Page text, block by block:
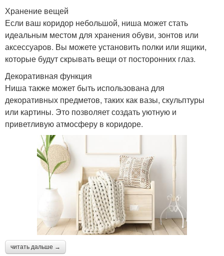
Хранение вещей
Если ваш коридор небольшой, ниша может стать
идеальным местом для хранения обуви, зонтов или
аксессуаров. Вы можете установить полки или ящики,
которые будут скрывать вещи от посторонних глаз.
Декоративная функция
Ниша также может быть использована для
декоративных предметов, таких как вазы, скульптуры
или картины. Это позволяет создать уютную и
приветливую атмосферу в коридоре.
читать дальше →